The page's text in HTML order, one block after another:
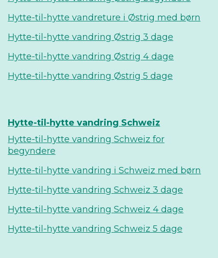
Hytte-til-hytte vandreture i Østrig med børn
Hytte-til-hytte vandring Østrig 3 dage
Hytte-til-hytte vandring Østrig 4 dage
Hytte-til-hytte vandring Østrig 5 dage
Hytte-til-hytte vandring Schweiz
Hytte-til-hytte vandring Schweiz for
begyndere
Hytte-til-hytte vandring i Schweiz med børn
Hytte-til-hytte vandring Schweiz 3 dage
Hytte-til-hytte vandring Schweiz 4 dage
Hytte-til-hytte vandring Schweiz 5 dage